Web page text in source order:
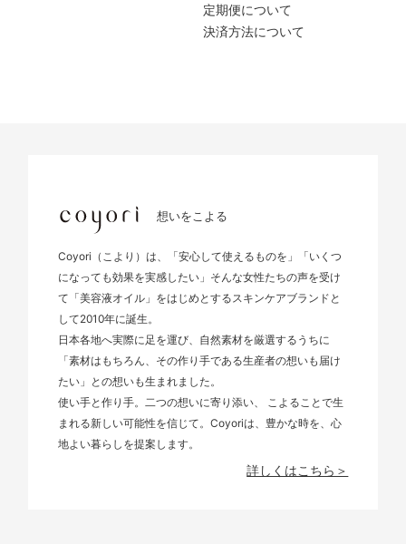
定期便について
決済方法について
想いをこよる
Coyori（こより）は、「安心して使えるものを」「いくつ
になっても効果を実感したい」そんな女性たちの声を受け
て「美容液オイル」をはじめとするスキンケアブランドと
して2010年に誕生。
日本各地へ実際に足を運び、自然素材を厳選するうちに
「素材はもちろん、その作り手である生産者の想いも届け
たい」との想いも生まれました。
使い手と作り手。二つの想いに寄り添い、 こよることで生
まれる新しい可能性を信じて。Coyoriは、豊かな時を、心
地よい暮らしを提案します。
詳しくはこちら＞